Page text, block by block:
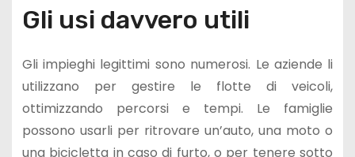
Gli usi davvero utili
Gli impieghi legittimi sono numerosi. Le aziende li
utilizzano per gestire le flotte di veicoli,
ottimizzando percorsi e tempi. Le famiglie
possono usarli per ritrovare un’auto, una moto o
una bicicletta in caso di furto, o per tenere sotto